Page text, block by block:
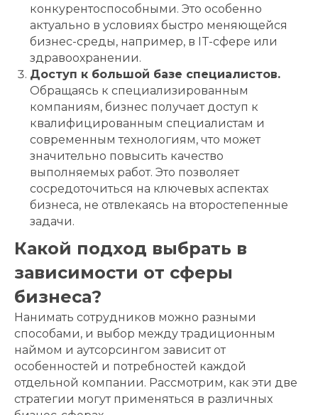
конкурентоспособными. Это особенно
актуально в условиях быстро меняющейся
бизнес-среды, например, в IT-сфере или
здравоохранении.
Доступ к большой базе специалистов.
Обращаясь к специализированным
компаниям, бизнес получает доступ к
квалифицированным специалистам и
современным технологиям, что может
значительно повысить качество
выполняемых работ. Это позволяет
сосредоточиться на ключевых аспектах
бизнеса, не отвлекаясь на второстепенные
задачи.
Какой подход выбрать в
зависимости от сферы
бизнеса?
Нанимать сотрудников можно разными
способами, и выбор между традиционным
наймом и аутсорсингом зависит от
особенностей и потребностей каждой
отдельной компании. Рассмотрим, как эти две
стратегии могут применяться в различных